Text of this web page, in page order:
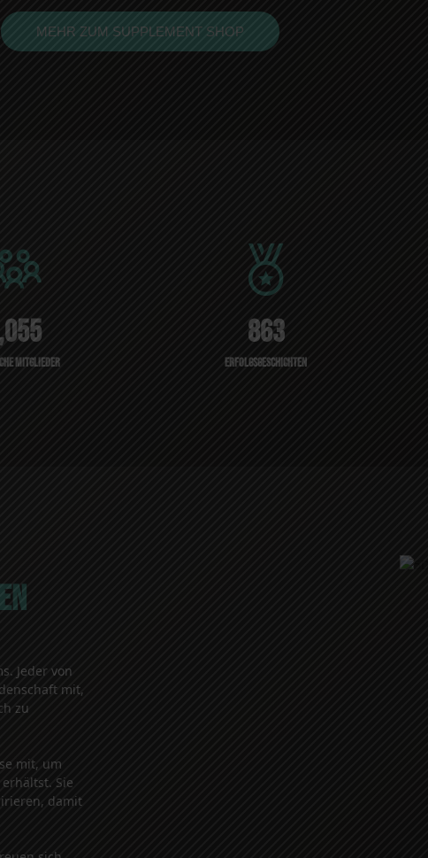
MEHR ZUM SUPPLEMENT SHOP
mitglieder
863
Erfolgsgeschichten
Jeder von
mit,
zu
mit, um
Sie
damit